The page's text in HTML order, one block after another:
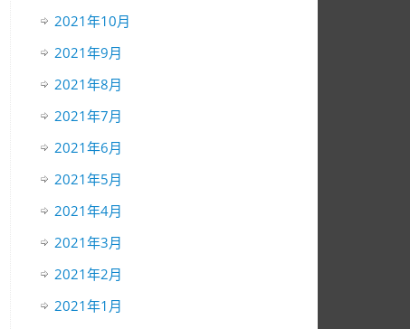
2021年10月
2021年9月
2021年8月
2021年7月
2021年6月
2021年5月
2021年4月
2021年3月
2021年2月
2021年1月